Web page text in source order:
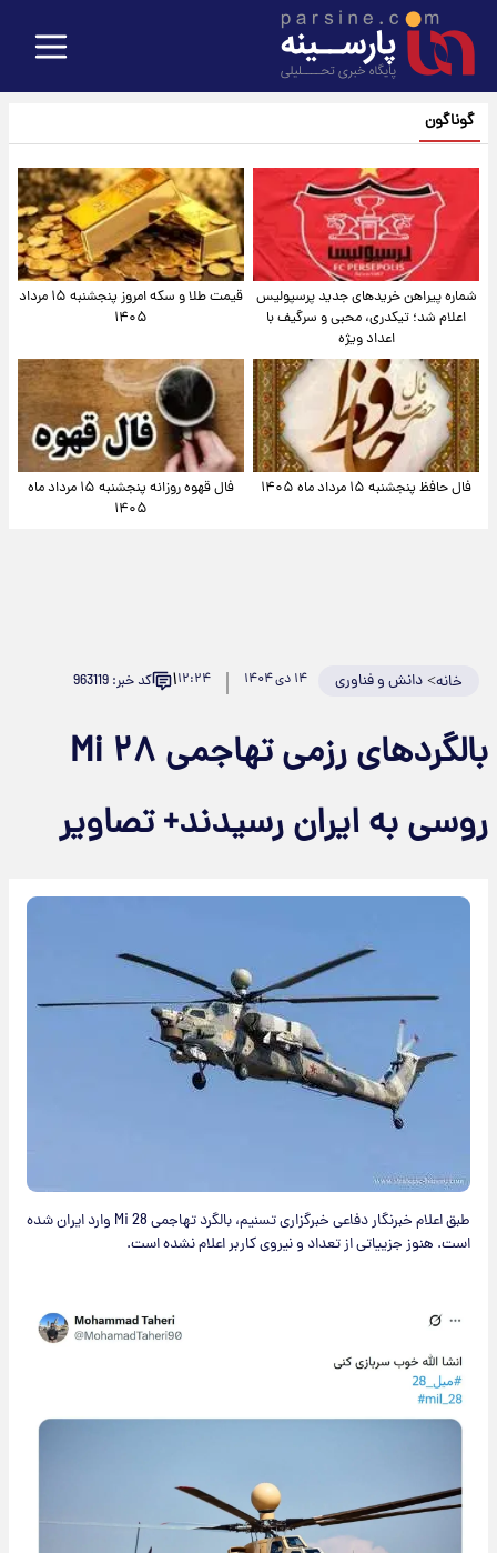
گوناگون
شماره پیراهن خریدهای جدید پرسپولیس
اعلام شد؛ تیکدری، محبی و سرگیف با
اعداد ویژه
قیمت طلا و سکه امروز پنجشنبه ۱۵ مرداد
۱۴۰۵
فال حافظ پنجشنبه ۱۵ مرداد ماه ۱۴۰۵
فال قهوه روزانه پنجشنبه ۱۵ مرداد ماه
۱۴۰۵
خانه>دانش و فناوری ۱۴ دی ۱۴۰۴ ۱۲:۲۴۱ کد خبر: 963119
بالگردهای رزمی تهاجمی Mi ۲۸
روسی به ایران رسیدند+ تصاویر
طبق اعلام خبرنگار دفاعی خبرگزاری تسنیم، بالگرد تهاجمی Mi 28 وارد ایران شده
است. هنوز جزییاتی از تعداد و نیروی کاربر اعلام نشده است.